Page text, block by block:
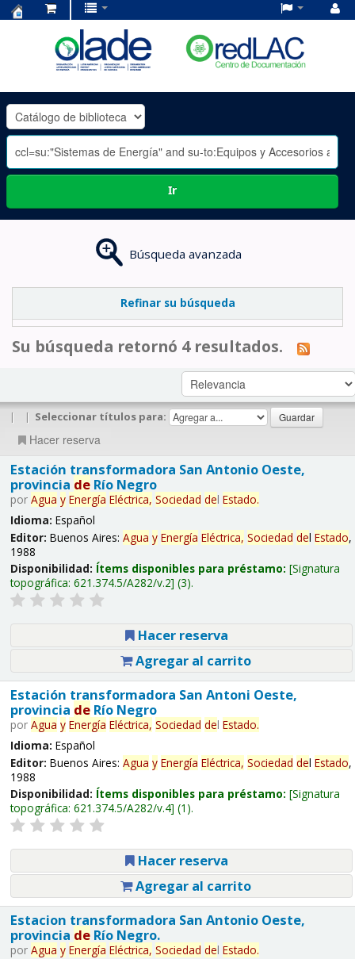
OLADE
-
Ir
Búsqueda avanzada
Refinar su búsqueda
Su búsqueda retornó 4 resultados.
| | Seleccionar títulos para:
Hacer reserva
Estación transformadora San Antonio Oeste,
provincia deRío Negro
por Agua y Energía Eléctrica, Sociedad del Estado.
Idioma: Español
Editor: Buenos Aires: Agua y Energía Eléctrica, Sociedad del Estado,
1988
Disponibilidad: Ítems disponibles para préstamo: Signatura
topográfica: 621.374.5/A282/v.2 (3).
Hacer reserva
Agregar al carrito
Estación transformadora San Antoni Oeste,
provincia deRío Negro
por Agua y Energía Eléctrica, Sociedad del Estado.
Idioma: Español
Editor: Buenos Aires: Agua y Energía Eléctrica, Sociedad del Estado,
1988
Disponibilidad: Ítems disponibles para préstamo: Signatura
topográfica: 621.374.5/A282/v.4 (1).
Hacer reserva
Agregar al carrito
Estacion transformadora San Antonio Oeste,
provincia deRío Negro.
por Agua y Energía Eléctrica, Sociedad del Estado.